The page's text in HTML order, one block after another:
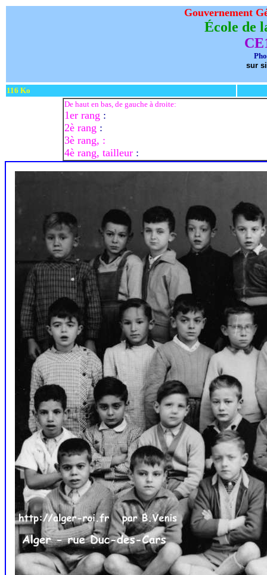
Gouvernement
École de
sur
116 Ko
De haut en bas, de gauche à droite:
1er rang :
2è rang :
3è rang, :
4è rang, tailleur :